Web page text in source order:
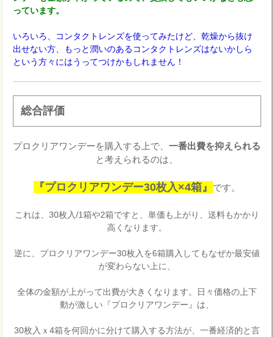
っています。
いろいろ、コンタクトレンズを使ってみたけど、乾燥から抜け
出せない方、もっと潤いのあるコンタクトレンズはないかしら
という方々にはうってつけかもしれません！
総合評価
プロクリアワンデーを購入する上で、一番出費を抑えられる
と考えられるのは、
『プロクリアワンデー30枚入×4箱』 です。
これは、30枚入/1箱や2箱ですと、単価も上がり、送料もかかり
高くなります。
逆に、プロクリアワンデー30枚入を6箱購入してもなぜか最安値
が変わらない上に、
全体の金額が上がって出費が大きくなります。日々価格の上下
動が激しい『プロクリアワンデー』は、
30枚入ｘ4箱を何回かに分けて購入する方法が、一番経済的と言